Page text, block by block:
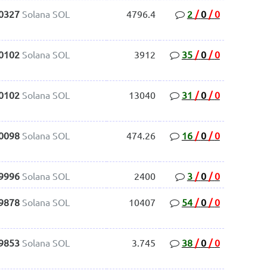
Solana SOL 4796.4 2 / 0 / 0
Solana SOL 3912 35 / 0 / 0
Solana SOL 13040 31 / 0 / 0
Solana SOL 474.26 16 / 0 / 0
Solana SOL 2400 3 / 0 / 0
Solana SOL 10407 54 / 0 / 0
Solana SOL 3.745 38 / 0 / 0